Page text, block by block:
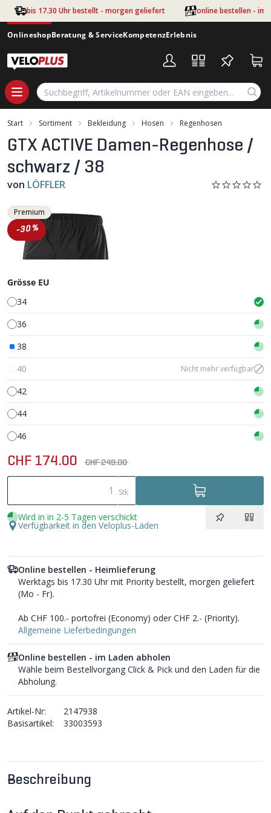
Zum Hauptinhalt springen
bis 17.30 Uhr bestellt - morgen geliefert online bestellen - im
OnlineshopBeratung & ServiceKompetenzErlebnis
Start Sortiment Bekleidung Hosen Regenhosen
GTX ACTIVE Damen-Regenhose /
schwarz / 38
von LÖFFLER
Premium
-30%
Beschreibung
Grösse EU
34
36
38
40
Nicht mehr verfügbar
42
44
46
CHF 174.00 CHF 249.00
Stk
Wird in in 2-5 Tagen verschickt
Verfügbarkeit in den Veloplus-Läden
Online bestellen - Heimlieferung
Werktags bis 17.30 Uhr mit Priority bestellt, morgen geliefert
(Mo - Fr).
Ab CHF 100.- portofrei (Economy) oder CHF 2.- (Priority).
Allgemeine Lieferbedingungen
Online bestellen - im Laden abholen
Wähle beim Bestellvorgang Click & Pick und den Laden für die
Abholung.
Artikel-Nr:
2147938
Basisartikel:
33003593